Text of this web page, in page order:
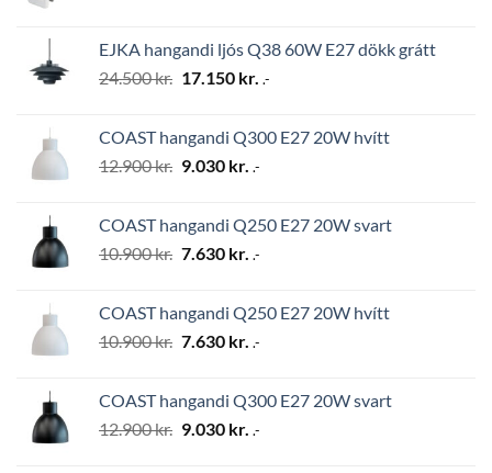
2.794 kr..1.956 kr..
EJKA hangandi ljós Q38 60W E27 dökk grátt
24.500kr. Original
24.500 kr..
17.150 kr. Current
17.150 kr..
.-
COAST hangandi Q300 E27 20W hvítt
12.900kr. Original
12.900 kr..
9.030 kr. Current
9.030 kr..
.-
COAST hangandi Q250 E27 20W svart
10.900kr. Original
10.900 kr..
7.630 kr. Current
7.630 kr..
.-
COAST hangandi Q250 E27 20W hvítt
10.900kr. Original
10.900 kr..
7.630 kr. Current
7.630 kr..
.-
COAST hangandi Q300 E27 20W svart
12.900kr. Original
9.030 kr. Current
.-